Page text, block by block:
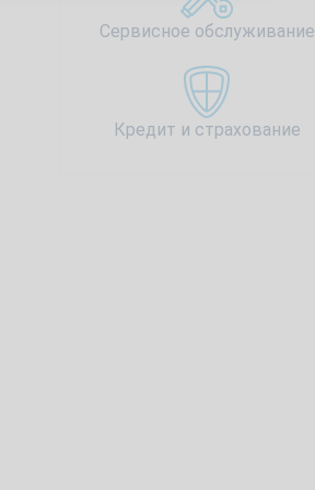
Сервисное обслуживание
Кредит и страхование